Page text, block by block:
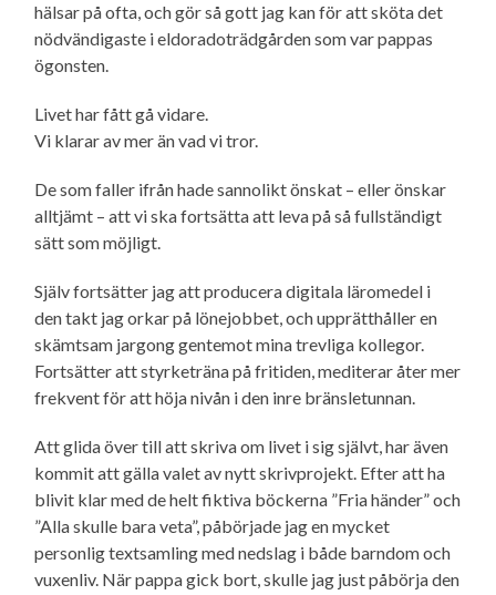
hälsar på ofta, och gör så gott jag kan för att sköta det
nödvändigaste i eldorado­trädgården som var pappas
ögonsten.
Livet har fått gå vidare.
Vi klarar av mer än vad vi tror.
De som faller ifrån hade sannolikt önskat – eller önskar
alltjämt – att vi ska fortsätta att leva på så fullständigt
sätt som möjligt.
Själv fortsätter jag att producera digitala läromedel i
den takt jag orkar på lönejobbet, och upprätthåller en
skämtsam jargong gentemot mina trevliga kollegor.
Fortsätter att styrketräna på fritiden, mediterar åter mer
frekvent för att höja nivån i den inre bränsletunnan.
Att glida över till att skriva om livet i sig självt, har även
kommit att gälla valet av nytt skrivprojekt. Efter att ha
blivit klar med de helt fiktiva böckerna ”Fria händer” och
”Alla skulle bara veta”, påbörjade jag en mycket
personlig textsamling med nedslag i både barndom och
vuxenliv. När pappa gick bort, skulle jag just påbörja den